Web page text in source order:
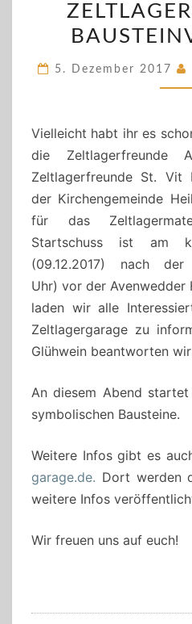
5. Dezember 2017
Vielleicht habt ihr es
die Zeltlagerfreunde
Zeltlagerfreunde St. Vit
der Kirchengemeinde
für das
Startschuss ist am
(09.12.2017) nach der
Uhr) vor der Avenwedder
laden wir alle
Zeltlagergarage zu
Glühwein beantworten
An diesem Abend
symbolischen Bausteine.
Weitere Infos gibt es
garage.de. Dort werden
weitere Infos
Wir freuen uns auf euch!